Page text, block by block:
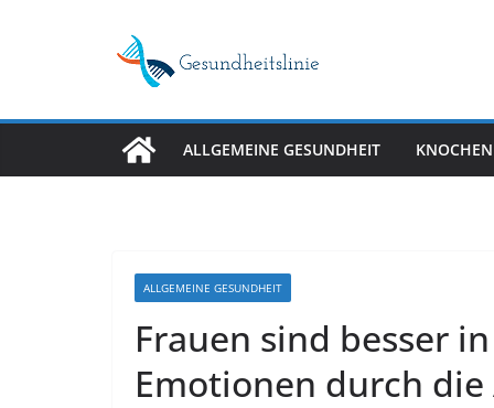
ALLGEMEINE GESUNDHEIT
ALLGEMEINE GESUNDHEIT
Frauen sind besser
Emotionen durch die